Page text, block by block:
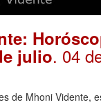
julio. 04
de Mhoni Vidente,